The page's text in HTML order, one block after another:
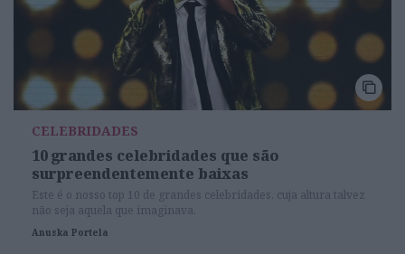
CELEBRIDADES
10 grandes celebridades que são
surpreendentemente baixas
Este é o nosso top 10 de grandes celebridades, cuja altura talvez
não seja aquela que imaginava.
Anuska Portela